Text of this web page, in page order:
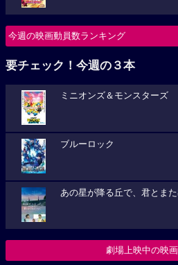
今週の映画動員数ランキング
要チェック！今週の３本
ミニオンズ＆モンスターズ
ブルーロック
あの星が降る丘で、君とまた
劇場上映中の映